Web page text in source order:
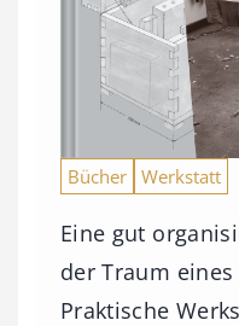
Bücher Werkstatt
Eine gut
der Traum
Praktische